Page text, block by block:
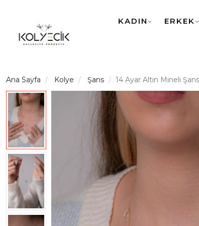
KADIN ERKEK
Ana Sayfa Kolye Şans 14 Ayar Altın Mineli